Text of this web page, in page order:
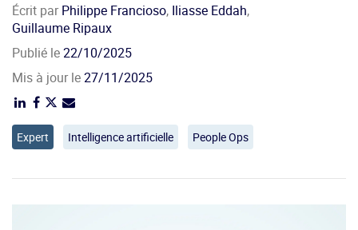
Écrit parPhilippe Francioso, Iliasse Eddah,
Guillaume Ripaux
Publié le22/10/2025
Mis à jour le27/11/2025
Expert Intelligence artificielle People Ops